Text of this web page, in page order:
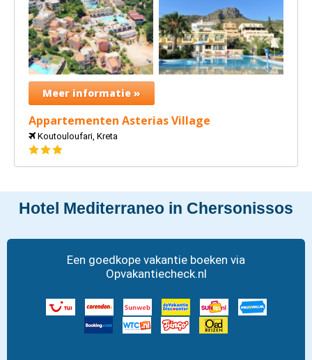
Meer informatie »
Appartementen Asterias Village
Koutouloufari, Kreta
3
Hotel Mediterraneo in Chersonissos
Een goedkope vakantie boeken via
Opvakantiecheck.nl